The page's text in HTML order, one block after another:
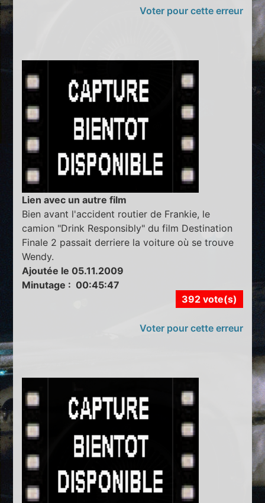
Voter pour cette erreur
Lien avec un autre film
Bien avant l'accident routier de Frankie, le
camion "Drink Responsibly" du film Destination
Finale 2 passait derriere la voiture où se trouve
Wendy.
Ajoutée le 05.11.2009
Minutage : 00:45:47
392 vote(s)
Voter pour cette erreur